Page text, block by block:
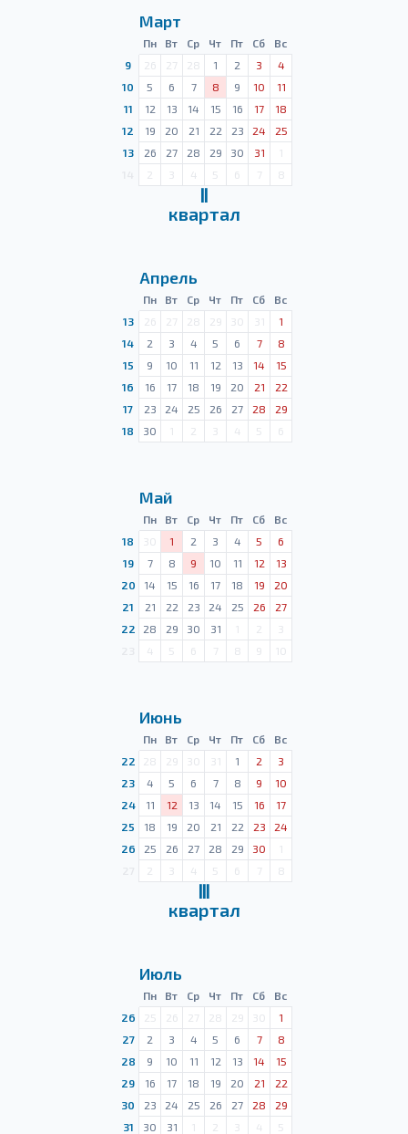
Март
Пн Вт Ср Чт Пт Сб
Вс
9
26 27 28 1 2 3
4
10
5 6 7 8 9 10
11
11
12 13 14 15 16 17
18
12
19 20 21 22 23 24
25
13
26 27 28 29 30 31
1
2 3 4 5 6 7 8
Ⅱ
квартал
Апрель
Пн Вт Ср Чт Пт Сб
Вс
13
26 27 28 29 30 31
1
14
2 3 4 5 6 7
8
15
9 10 11 12 13 14
15
16
16 17 18 19 20 21
22
17
23 24 25 26 27 28
29
18
30 1 2 3 4 5 6
Май
Пн Вт Ср Чт Пт Сб
Вс
18
30 1 2 3 4 5
6
19
7 8 9 10 11 12
13
20
14 15 16 17 18 19
20
21
21 22 23 24 25 26
27
22
28 29 30 31 1 2
3
4 5 6 7 8 9 10
Июнь
Пн Вт Ср Чт Пт Сб
Вс
22
28 29 30 31 1 2
3
23
4 5 6 7 8 9
10
24
11 12 13 14 15 16
17
25
18 19 20 21 22 23
24
26
25 26 27 28 29 30
1
2 3 4 5 6 7 8
Ⅲ
квартал
Июль
Пн Вт Ср Чт Пт Сб
Вс
26
25 26 27 28 29 30
1
27
2 3 4 5 6 7
8
28
9 10 11 12 13 14
15
29
16 17 18 19 20 21
22
30
23 24 25 26 27 28
29
31
30 31 1 2 3 4 5